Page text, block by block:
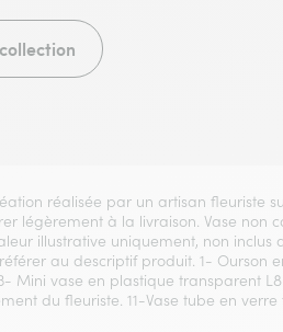
réalisée par un artisan fleuriste
légèrement à la livraison. Vase non
illustrative uniquement, non inclus
au descriptif produit. 1- Ourson
Mini vase en plastique transparent
du fleuriste. 11-Vase tube en